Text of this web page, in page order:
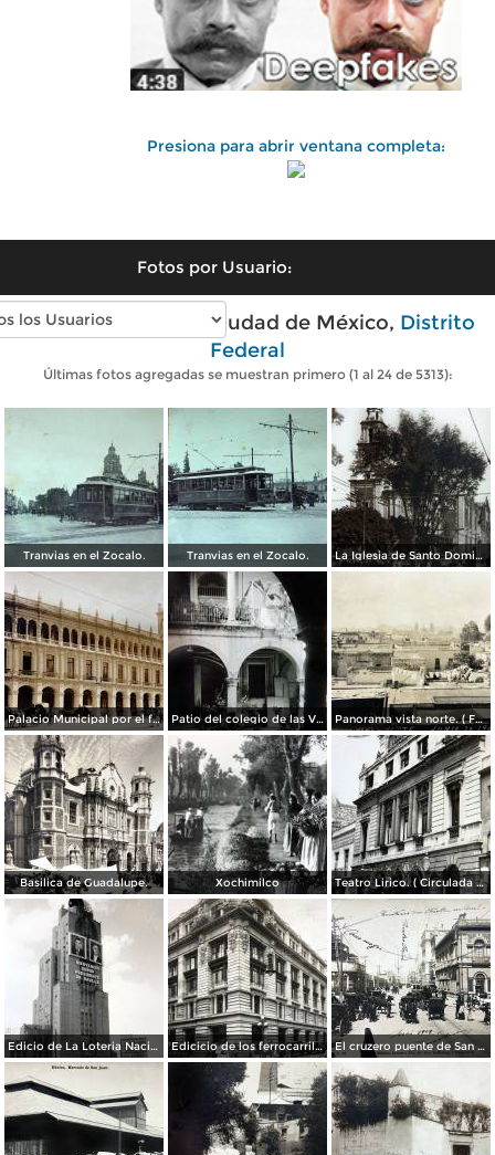
Presiona para abrir ventana completa:
Fotos por Usuario:
Fotos antiguas de Ciudad de México, Distrito
Federal
Últimas fotos agregadas se muestran primero (1 al 24 de 5313):
Tranvias en el Zocalo. Tranvias en el Zocalo. La Iglesia de Santo Domingo.
Palacio Municipal por el fotografo Hugo Brehme.. Patio del colegio de las Vizcainas por el fotografo Hugo Brehme. Panorama vista norte. ( Fechada el 20 de Junio de 1905 ).
Basilica de Guadalupe. Xochimilco Teatro Lirico. ( Circulada el 1 de Agosto de 1926 ).
Edicio de La Loteria Nacional Ciudad de México Abril de 1964 Edicicio de los ferrocarriles. El cruzero puente de San Francisco y Guardiola por el fotografo Felix Miret.